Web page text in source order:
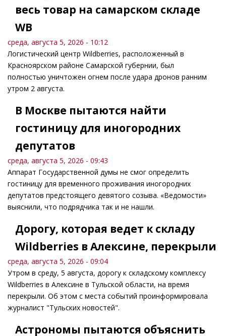
весь товар на самарском складе
WB
среда, августа 5, 2026 - 10:12
Логистический центр Wildberries, расположенный в
Красноярском районе Самарской губернии, был
полностью уничтожен огнем после удара дронов ранним
утром 2 августа.
В Москве пытаются найти
гостиницу для иногородних
депутатов
среда, августа 5, 2026 - 09:43
Аппарат Государственной думы не смог определить
гостиницу для временного проживания иногородних
депутатов предстоящего девятого созыва. «Ведомости»
выяснили, что подрядчика так и не нашли.
Дорогу, которая ведет к складу
Wildberries в Алексине, перекрыли
среда, августа 5, 2026 - 09:04
Утром в среду, 5 августа, дорогу к складскому комплексу
Wildberries в Алексине в Тульской области, на время
перекрыли. Об этом с места событий проинформировала
журналист "Тульских новостей".
Астрономы пытаются объяснить